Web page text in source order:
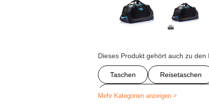
Dieses Produkt gehört auch zu den
Taschen Reisetaschen
Schnell gelieferte Reisetaschen
Mehr Kategorien anzeigen >